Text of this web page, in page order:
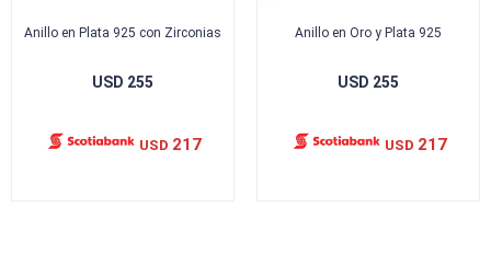
Anillo en Plata 925 con Zirconias
USD 255
USD 217
Anillo en Oro y Plata 925
USD 255
USD 217